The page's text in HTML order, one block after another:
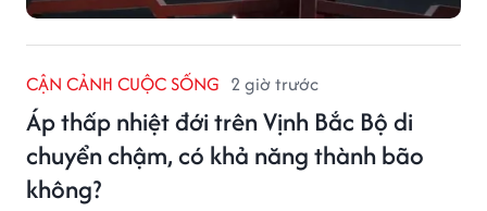
CẬN CẢNH CUỘC SỐNG 2 giờ trước
Áp thấp nhiệt đới trên Vịnh Bắc Bộ di
chuyển chậm, có khả năng thành bão
không?